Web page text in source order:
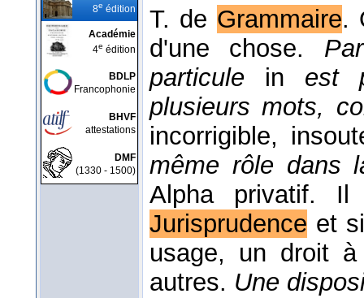
8e édition
Académie
4e édition
BDLP
Francophonie
BHVF
attestations
DMF
(1330 - 1500)
T. de Grammaire.
d'une chose.
particule in est
plusieurs mots,
incorrigible,
même rôle dans
Alpha privatif.
Jurisprudence et
usage, un droit
autres. Une